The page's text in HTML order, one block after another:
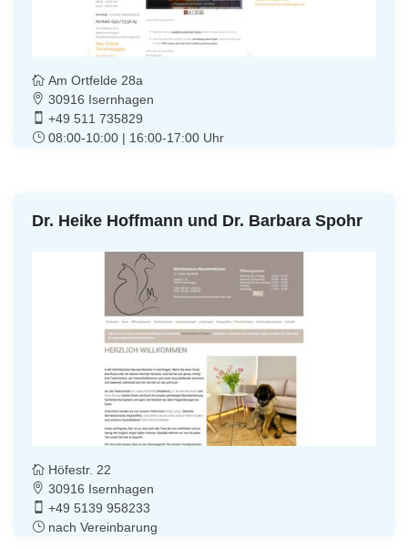
Am Ortfelde 28a
30916 Isernhagen
+49 511 735829
08:00-10:00 | 16:00-17:00 Uhr
Dr. Heike Hoffmann und Dr. Barbara Spohr
Höfestr. 22
30916 Isernhagen
+49 5139 958233
nach Vereinbarung